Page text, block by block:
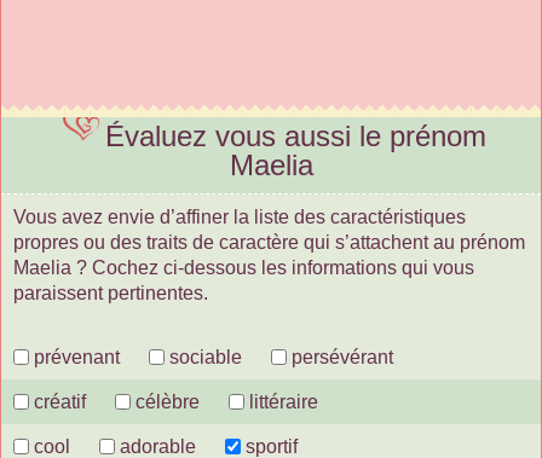
Évaluez vous aussi le prénom
Maelia
Vous avez envie d’affiner la liste des caractéristiques
propres ou des traits de caractère qui s’attachent au prénom
Maelia ? Cochez ci-dessous les informations qui vous
paraissent pertinentes.
prévenant sociable persévérant
créatif célèbre littéraire
cool adorable sportif